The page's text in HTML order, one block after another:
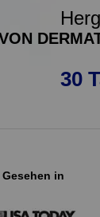
30
Gesehen in